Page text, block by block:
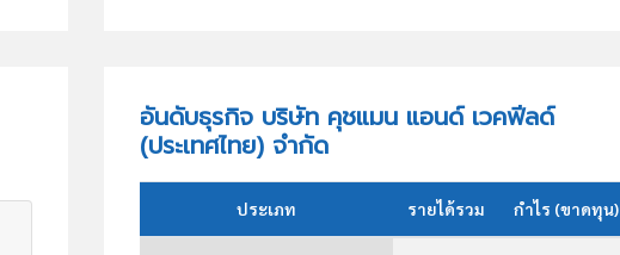
อันดับธุรกิจ บริษัท คุชแมน แอนด์ เวคฟีลด์
(ประเทศไทย) จำกัด
ประเภท รายได้รวม กำไร (ขาดทุน)